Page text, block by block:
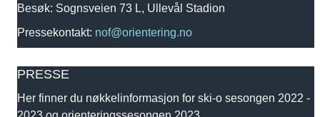
Besøk: Sognsveien 73 L, Ullevål Stadion
Pressekontakt: nof@orientering.no
PRESSE
Her finner du nøkkelinformasjon for ski-o sesongen 2022 -